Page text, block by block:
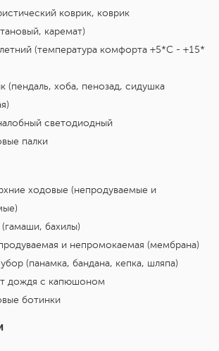
коврик, коврик
каремат)
(температура комфорта +5*С - +15*
(пендаль, хоба, пенозад, сидушка
светодиодный
палки
ходовые (непродуваемые и
бахилы)
и непромокаемая (мембрана)
(панамка, бандана, кепка, шляпа)
дождя с капюшоном
ботинки